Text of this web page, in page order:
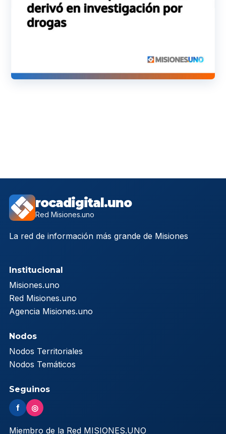
rocadigital.uno
Red Misiones.uno
La red de información más grande de Misiones
Institucional
Misiones.uno
Red Misiones.uno
Agencia Misiones.uno
Nodos
Nodos Territoriales
Nodos Temáticos
Seguinos
f ◎
Miembro de la Red MISIONES.UNO